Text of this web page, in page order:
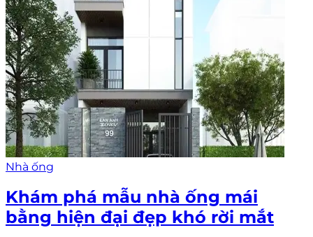
Nhà ống
Khám phá mẫu nhà ống mái
bằng hiện đại đẹp khó rời mắt